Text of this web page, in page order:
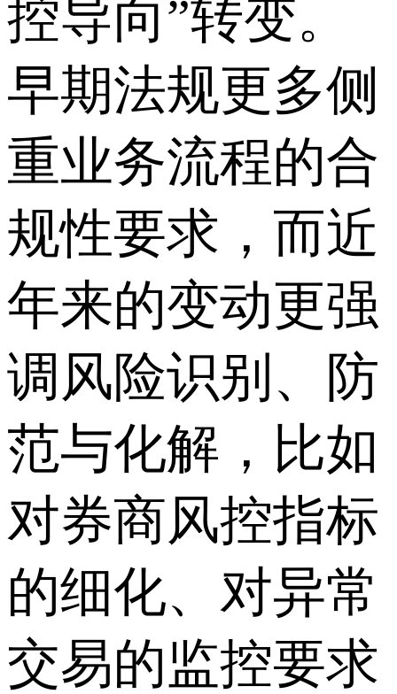
控导向”转变。
早期法规更多侧
重业务流程的合
规性要求，而近
年来的变动更强
调风险识别、防
范与化解，比如
对券商风控指标
的细化、对异常
交易的监控要求